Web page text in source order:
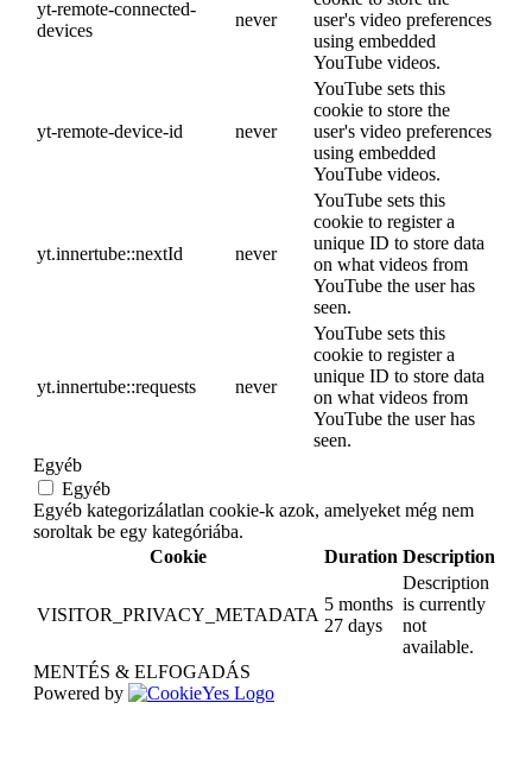
yt-remote-connected-
devices
never
user's video preferences
using embedded
YouTube videos.
yt-remote-device-id never
YouTube sets this
cookie to store the
user's video preferences
using embedded
YouTube videos.
yt.innertube::nextId never
YouTube sets this
cookie to register a
unique ID to store data
on what videos from
YouTube the user has
seen.
yt.innertube::requests never
YouTube sets this
cookie to register a
unique ID to store data
on what videos from
YouTube the user has
seen.
Egyéb
Egyéb
Egyéb kategorizálatlan cookie-k azok, amelyeket még nem
soroltak be egy kategóriába.
Cookie
Duration Description
VISITOR_PRIVACY_METADATA
5 months
27 days
Description
is currently
not
available.
MENTÉS & ELFOGADÁS
Powered by